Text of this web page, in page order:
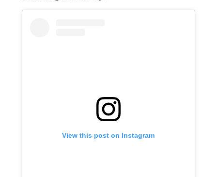
View this post on Instagram